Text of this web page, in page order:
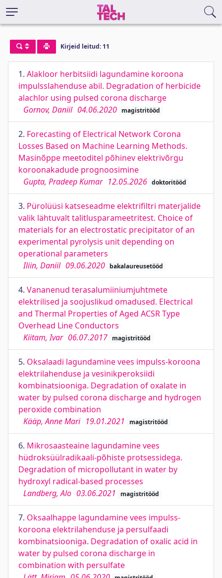
Kirjeid leitud: 11
1. Alakloor herbitsiidi lagundamine koroona
impulsslahenduse abil. Degradation of herbicide
alachlor using pulsed corona discharge
Gornov, Daniil 04.06.2020 magistritööd
2. Forecasting of Electrical Network Corona
Losses Based on Machine Learning Methods.
Masinõppe meetoditel põhinev elektrivõrgu
koroonakadude prognoosimine
Gupta, Pradeep Kumar 12.05.2026 doktoritööd
3. Pürolüüsi katseseadme elektrifiltri materjalide
valik lähtuvalt talitlusparameetritest. Choice of
materials for an electrostatic precipitator of an
experimental pyrolysis unit depending on
operational parameters
Iliin, Daniil 09.06.2020 bakalaureusetööd
4. Vananenud terasalumiiniumjuhtmete
elektrilised ja soojuslikud omadused. Electrical
and Thermal Properties of Aged ACSR Type
Overhead Line Conductors
Kiitam, Ivar 06.07.2017 magistritööd
5. Oksalaadi lagundamine vees impulss-koroona
elektrilahenduse ja vesinikperoksiidi
kombinatsiooniga. Degradation of oxalate in
water by pulsed corona discharge and hydrogen
peroxide combination
Kääp, Anne Mari 19.01.2021 magistritööd
6. Mikrosaasteaine lagundamine vees
hüdroksüülradikaali-põhiste protsessidega.
Degradation of micropollutant in water by
hydroxyl radical-based processes
Landberg, Alo 03.06.2021 magistritööd
7. Oksaalhappe lagundamine vees impulss-
koroona elektrilahenduse ja persulfaadi
kombinatsiooniga. Degradation of oxalic acid in
water by pulsed corona discharge in
combination with persulfate